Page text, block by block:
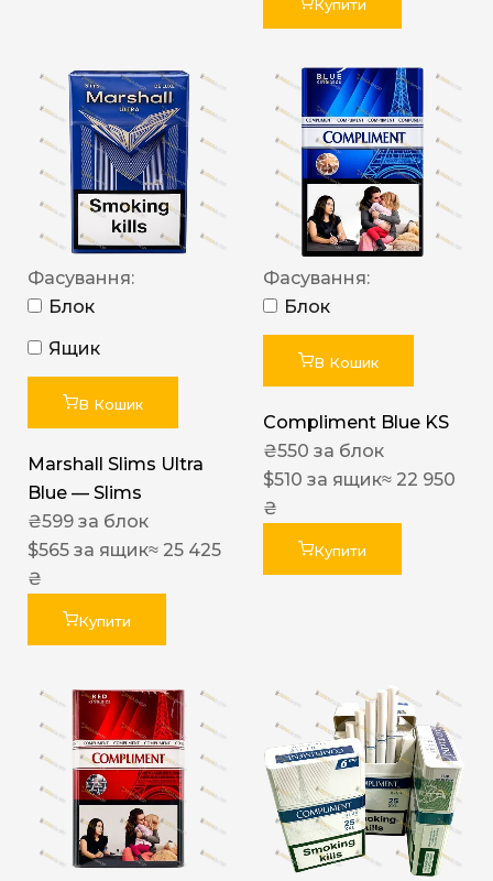
Купити
Фасування:
Блок
Ящик
В Кошик
Marshall Slims Ultra
Blue — Slims
₴599 за блок
$565 за ящик≈ 25 425
₴
Купити
Фасування:
Блок
В Кошик
Compliment Blue KS
₴550 за блок
$510 за ящик≈ 22 950
₴
Купити